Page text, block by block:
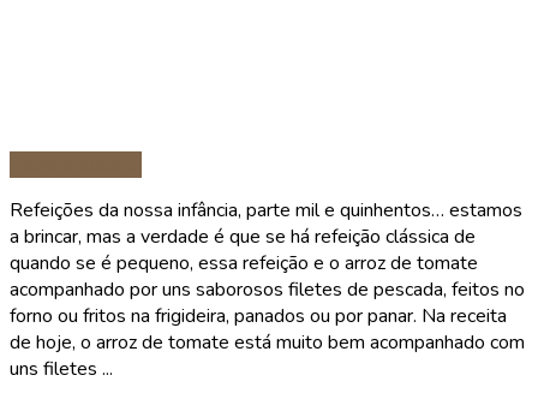
Refeições da nossa infância, parte mil e quinhentos… estamos
a brincar, mas a verdade é que se há refeição clássica de
quando se é pequeno, essa refeição e o arroz de tomate
acompanhado por uns saborosos filetes de pescada, feitos no
forno ou fritos na frigideira, panados ou por panar. Na receita
de hoje, o arroz de tomate está muito bem acompanhado com
uns filetes ...